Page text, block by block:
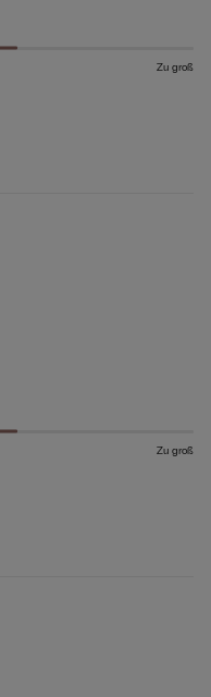
Zu groß
Zu groß